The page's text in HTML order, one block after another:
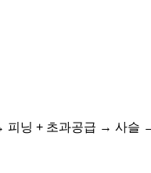
피닝 + 초과공급 → 사